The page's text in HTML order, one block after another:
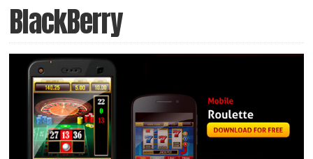
BlackBerry